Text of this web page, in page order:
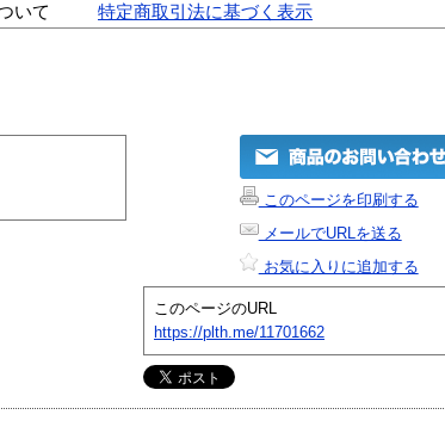
いて
特定商取引法に基づく表示
このページを印刷する
メールでURLを送る
お気に入りに追加する
このページのURL
https://plth.me/11701662